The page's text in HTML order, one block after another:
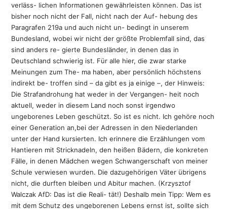
verläss- lichen Informationen gewährleisten können. Das ist
bisher noch nicht der Fall, nicht nach der Auf- hebung des
Paragrafen 219a und auch nicht un- bedingt in unserem
Bundesland, wobei wir nicht der größte Problemfall sind, das
sind anders re- gierte Bundesländer, in denen das in
Deutschland schwierig ist. Für alle hier, die zwar starke
Meinungen zum The- ma haben, aber persönlich höchstens
indirekt be- troffen sind – da gibt es ja einige –, der Hinweis:
Die Strafandrohung hat weder in der Vergangen- heit noch
aktuell, weder in diesem Land noch sonst irgendwo
ungeborenes Leben geschützt. So ist es nicht. Ich gehöre noch
einer Generation an,bei der Adressen in den Niederlanden
unter der Hand kursierten. Ich erinnere die Erzählungen vom
Hantieren mit Stricknadeln, den heißen Bädern, die konkreten
Fälle, in denen Mädchen wegen Schwangerschaft von meiner
Schule verwiesen wurden. Die dazugehörigen Väter übrigens
nicht, die durften bleiben und Abitur machen. (Krzysztof
Walczak AfD: Das ist die Reali- tät!) Deshalb mein Tipp: Wem es
mit dem Schutz des ungeborenen Lebens ernst ist, sollte sich